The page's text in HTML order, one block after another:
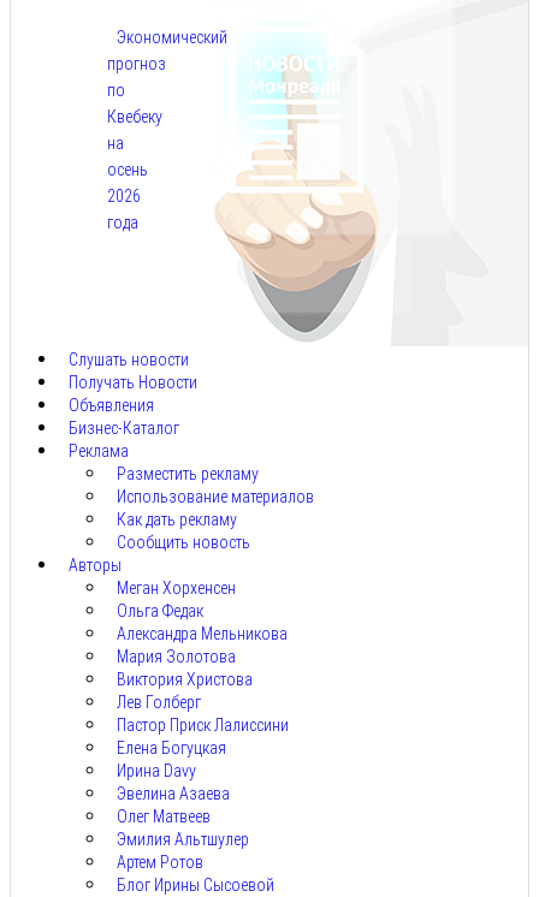
Экономический
прогноз
по
Квебеку
на
осень
2026
года
Слушать новости
Получать Новости
Объявления
Бизнес-Каталог
Реклама
Разместить рекламу
Использование материалов
Как дать рекламу
Сообщить новость
Авторы
Меган Хорхенсен
Ольга Федак
Александра Мельникова
Мария Золотова
Виктория Христова
Лев Голберг
Пастор Приск Лалиссини
Елена Богуцкая
Ирина Davy
Эвелина Азаева
Олег Матвеев
Эмилия Альтшулер
Артем Ротов
Блог Ирины Сысоевой